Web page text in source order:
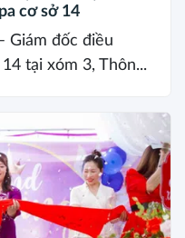
cơ sở 14
Giám đốc điều
tại xóm 3, Thôn...